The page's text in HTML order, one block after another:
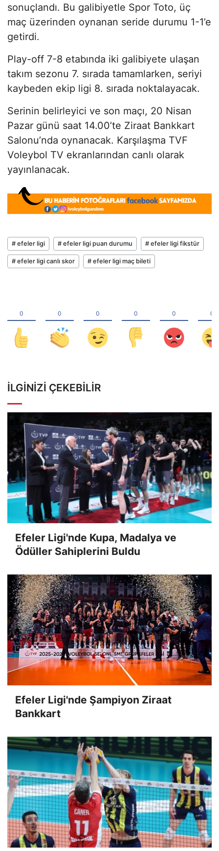
sonuçlandı. Bu galibiyetle Spor Toto, üç
maç üzerinden oynanan seride durumu 1-1’e
getirdi.
Play-off 7-8 etabında iki galibiyete ulaşan
takım sezonu 7. sırada tamamlarken, seriyi
kaybeden ekip ligi 8. sırada noktalayacak.
Serinin belirleyici ve son maçı, 20 Nisan
Pazar günü saat 14.00’te Ziraat Bankkart
Salonu’nda oynanacak. Karşılaşma TVF
Voleybol TV ekranlarından canlı olarak
yayınlanacak.
# efeler ligi # efeler ligi puan durumu # efeler ligi fikstür
# efeler ligi canlı skor # efeler ligi maç bileti
İLGINIZI ÇEKEBILIR
Efeler Ligi'nde Kupa, Madalya ve
Ödüller Sahiplerini Buldu
Efeler Ligi'nde Şampiyon Ziraat
Bankkart